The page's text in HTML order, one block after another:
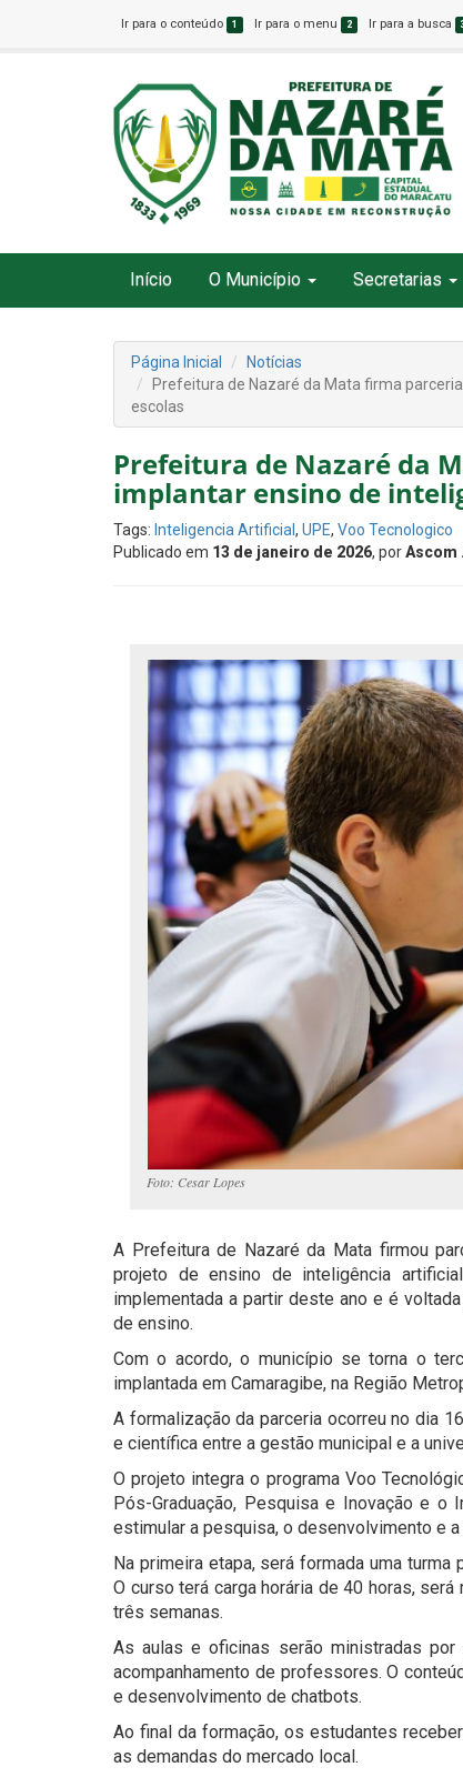
Ir para o conteúdo 1 Ir para o menu 2 Ir para a busca
Início O Município Secretarias
Página Inicial
Notícias
Prefeitura de Nazaré da Mata firma
escolas
Prefeitura de Nazaré da
implantar ensino de
Tags: Inteligencia Artificial , UPE, Voo Tecnologico
Publicado em 13 de janeiro de 2026, porAscom .
Foto: Cesar Lopes
A Prefeitura de Nazaré da Mata firmou
projeto de ensino de inteligência
implementada a partir deste ano e é
de ensino.
Com o acordo, o município se torna o
implantada em Camaragibe, na Região
A formalização da parceria ocorreu no dia
e científica entre a gestão municipal e a
O projeto integra o programa Voo
Pós-Graduação, Pesquisa e Inovação e o
estimular a pesquisa, o desenvolvimento e
Na primeira etapa, será formada uma
O curso terá carga horária de 40 horas,
três semanas.
As aulas e oficinas serão ministradas
acompanhamento de professores. O
e desenvolvimento de chatbots.
Ao final da formação, os estudantes
as demandas do mercado local.